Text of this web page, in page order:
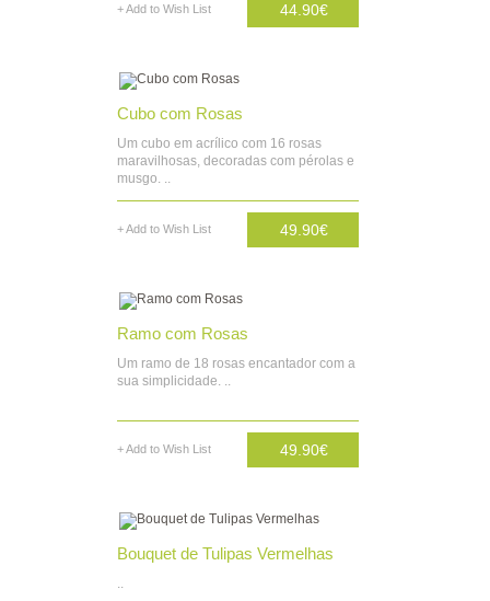
+ Add to Wish List 44.90€
Cubo com Rosas
Um cubo em acrílico com 16 rosas
maravilhosas, decoradas com pérolas e
musgo. ..
+ Add to Wish List 49.90€
Ramo com Rosas
Um ramo de 18 rosas encantador com a
sua simplicidade. ..
+ Add to Wish List 49.90€
Bouquet de Tulipas Vermelhas
..